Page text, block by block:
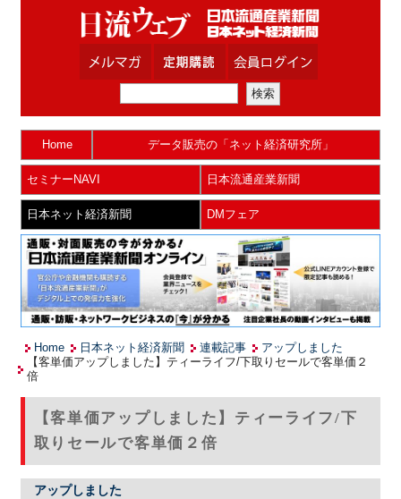
Home データ販売の「ネット経済研究所」
セミナーNAVI 日本流通産業新聞
日本ネット経済新聞 DMフェア
Home 日本ネット経済新聞 連載記事
アップしました
【客単価アップしました】ティーライフ/下取りセールで客単価２
倍
【客単価アップしました】ティーライフ/下
取りセールで客単価２倍
アップしました